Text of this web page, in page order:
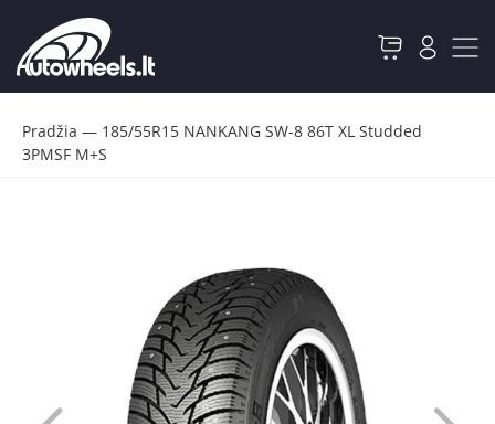
Pradžia — 185/55R15 NANKANG SW-8 86T XL Studded
3PMSF M+S